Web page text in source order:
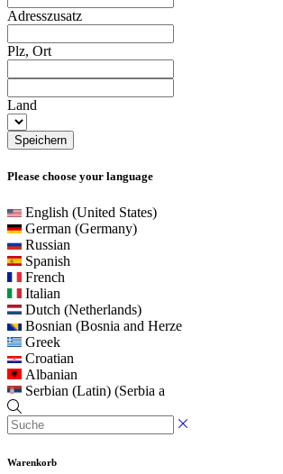
Adresszusatz
Plz, Ort
Land
Speichern
Please choose your language
English (United States)
German (Germany)
Russian
Spanish
French
Italian
Dutch (Netherlands)
Bosnian (Bosnia and Herze
Greek
Croatian
Albanian
Serbian (Latin) (Serbia a
Warenkorb